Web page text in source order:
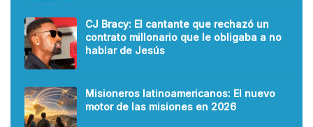
CJ Bracy: El cantante que rechazó un
contrato millonario que le obligaba a no
hablar de Jesús
Misioneros latinoamericanos: El nuevo
motor de las misiones en 2026